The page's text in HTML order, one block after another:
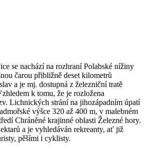
se nachází na rozhraní Polabské nížiny
čarou přibližně deset kilometrů
a je mj. dostupná z železniční tratě
k tomu, že je rozložena
Lichnických strání na jihozápadním úpatí
výšce 320 až 400 m, v malebném
Chráněné krajinné oblasti Železné hory.
a je vyhledáván rekreanty, ať již
pěšími i cyklisty.